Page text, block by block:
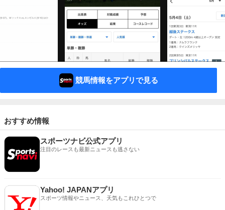
競馬情報をアプリで見る
おすすめ情報
スポーツナビ公式アプリ
注目のレースも最新ニュースも逃さない
Yahoo! JAPANアプリ
スポーツ情報やニュース、天気もこれひとつで